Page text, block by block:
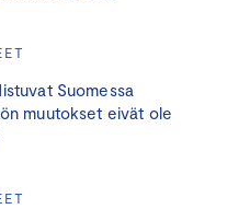
Suomessa
muutokset eivät ole